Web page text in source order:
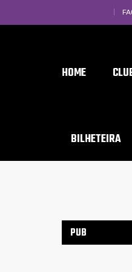
HOME
BILHETEIRA
PUB